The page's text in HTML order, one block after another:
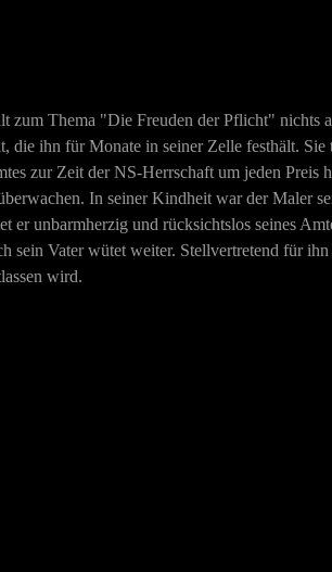
zum Thema "Die Freuden der Pflicht"
ihn für Monate in seiner Zelle festhält.
zur Zeit der NS-Herrschaft um jeden Preis
In seiner Kindheit war der Maler
unbarmherzig und rücksichtslos seines
Vater wütet weiter. Stellvertretend für
wird.